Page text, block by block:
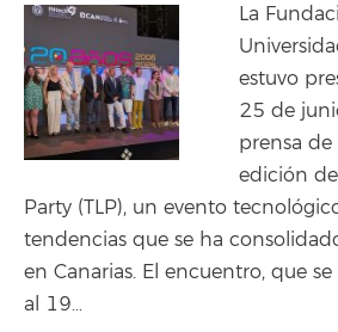
La
estuvo
25 de
prensa
edición
Party (TLP), un evento
tendencias que se ha
en Canarias. El encuentro, que
al 19…